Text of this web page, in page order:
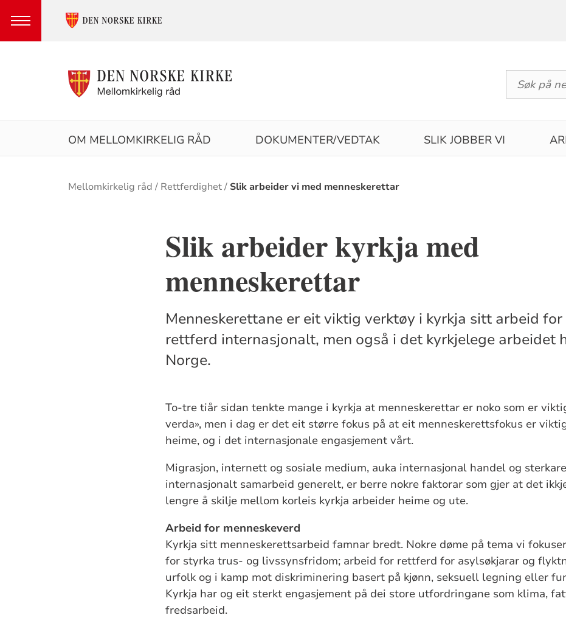
HovedmenyOM MELLOMKIRKELIG RÅD DOKUMENTER/VEDTAK SLIK JOBBER VI
Brødsmulesti
Mellomkirkelig råd Rettferdighet Slik arbeider vi med menneskerettar
Slik arbeider kyrkja med
menneskerettar
Menneskerettane er eit viktig verktøy i kyrkja sitt arbeid
rettferd internasjonalt, men også i det kyrkjelege arbeidet
Norge.
To-tre tiår sidan tenkte mange i kyrkja at menneskerettar er noko som er
verda», men i dag er det eit større fokus på at eit menneskerettsfokus er
heime, og i det internasjonale engasjement vårt.
Migrasjon, internett og sosiale medium, auka internasjonal handel og
internasjonalt samarbeid generelt, er berre nokre faktorar som gjer at det
lengre å skilje mellom korleis kyrkja arbeider heime og ute.
Arbeid for menneskeverd
Kyrkja sitt menneskerettsarbeid famnar bredt. Nokre døme på tema vi
for styrka trus- og livssynsfridom; arbeid for rettferd for asylsøkjarar og
urfolk og i kamp mot diskriminering basert på kjønn, seksuell legning eller
Kyrkja har og eit sterkt engasjement på dei store utfordringane som klima,
fredsarbeid.